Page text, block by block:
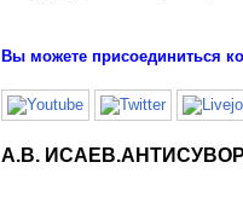
Вы можете присоединиться
А.В.